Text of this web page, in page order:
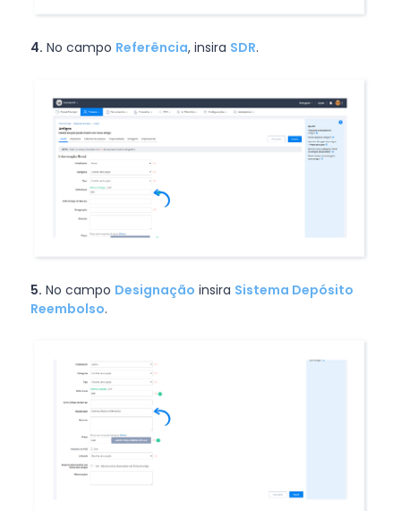
4. No campo Referência, insira SDR.
5. No campo Designação insira Sistema Depósito
Reembolso.